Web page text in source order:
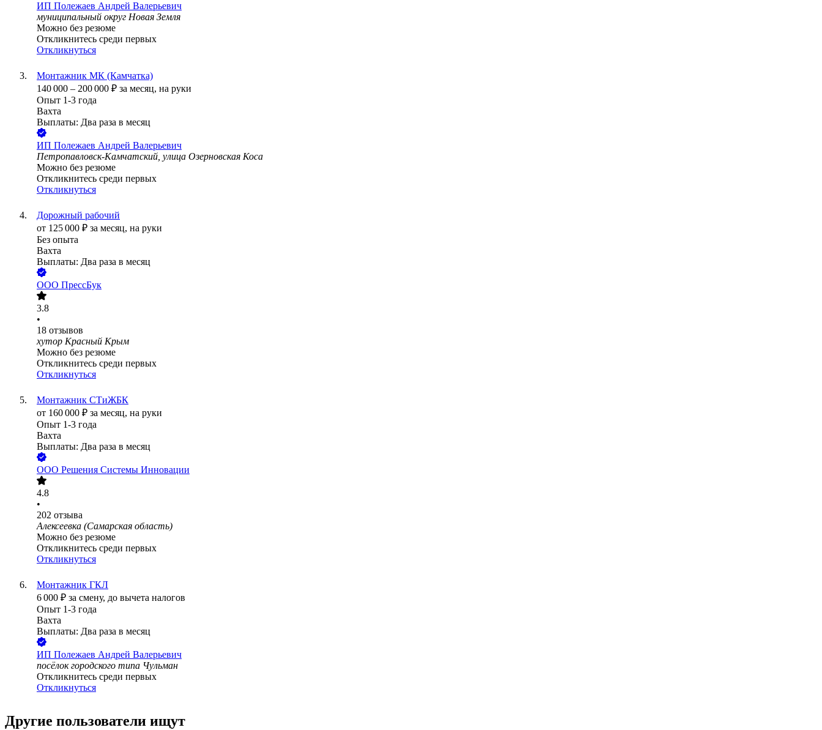
ИП Полежаев Андрей Валерьевич
муниципальный округ Новая Земля
Можно без резюме
Откликнитесь среди первых
Откликнуться
Монтажник МК (Камчатка)
140 000 – 200 000 ₽ за месяц, на руки
Опыт 1-3 года
Вахта
Выплаты: Два раза в месяц
ИП Полежаев Андрей Валерьевич
Петропавловск-Камчатский, улица Озерновская Коса
Можно без резюме
Откликнитесь среди первых
Откликнуться
Дорожный рабочий
от 125 000 ₽ за месяц, на руки
Без опыта
Вахта
Выплаты: Два раза в месяц
ООО ПрессБук
3.8
•
18 отзывов
хутор Красный Крым
Можно без резюме
Откликнитесь среди первых
Откликнуться
Монтажник СТиЖБК
от 160 000 ₽ за месяц, на руки
Опыт 1-3 года
Вахта
Выплаты: Два раза в месяц
ООО Решения Системы Инновации
4.8
•
202 отзыва
Алексеевка (Самарская область)
Можно без резюме
Откликнитесь среди первых
Откликнуться
Монтажник ГКЛ
6 000 ₽ за смену, до вычета налогов
Опыт 1-3 года
Вахта
Выплаты: Два раза в месяц
ИП Полежаев Андрей Валерьевич
посёлок городского типа Чульман
Откликнитесь среди первых
Откликнуться
Другие пользователи ищут